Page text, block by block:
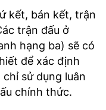
kết, bán kết, trận
trận đấu ở
hạng ba) sẽ có
để xác định
sử dụng luân
chính thức.